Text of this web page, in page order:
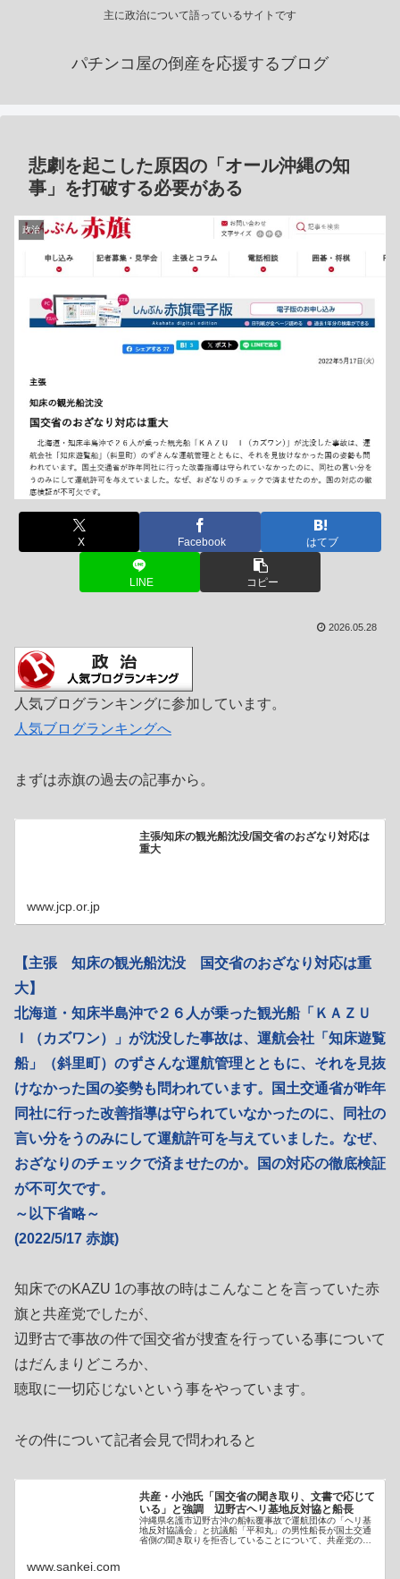
主に政治について語っているサイトです
パチンコ屋の倒産を応援するブログ
悲劇を起こした原因の「オール沖縄の知
事」を打破する必要がある
政治
X Facebook はてブ
LINE コピー
2026.05.28
人気ブログランキングに参加しています。
人気ブログランキングへ
まずは赤旗の過去の記事から。
主張/知床の観光船沈没/国交省のおざなり対応は
重大
www.jcp.or.jp
【主張 知床の観光船沈没 国交省のおざなり対応は重
大】
北海道・知床半島沖で２６人が乗った観光船「ＫＡＺＵ
Ｉ（カズワン）」が沈没した事故は、運航会社「知床遊覧
船」（斜里町）のずさんな運航管理とともに、それを見抜
けなかった国の姿勢も問われています。国土交通省が昨年
同社に行った改善指導は守られていなかったのに、同社の
言い分をうのみにして運航許可を与えていました。なぜ、
おざなりのチェックで済ませたのか。国の対応の徹底検証
が不可欠です。
～以下省略～
(2022/5/17 赤旗)
知床でのKAZU 1の事故の時はこんなことを言っていた赤
旗と共産党でしたが、
辺野古で事故の件で国交省が捜査を行っている事について
はだんまりどころか、
聴取に一切応じないという事をやっています。
その件について記者会見で問われると
共産・小池氏「国交省の聞き取り、文書で応じて
いる」と強調 辺野古ヘリ基地反対協と船長
沖縄県名護市辺野古沖の船転覆事故で運航団体の「ヘリ基
地反対協議会」と抗議船「平和丸」の男性船長が国土交通
省側の聞き取りを拒否していることについて、共産党の小
www.sankei.com